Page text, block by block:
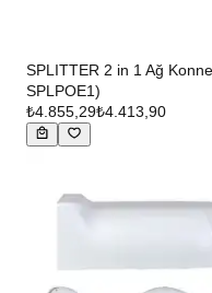
SPLITTER 2 in 1 Ağ
SPLPOE1)
₺4.855,29₺4.413,90